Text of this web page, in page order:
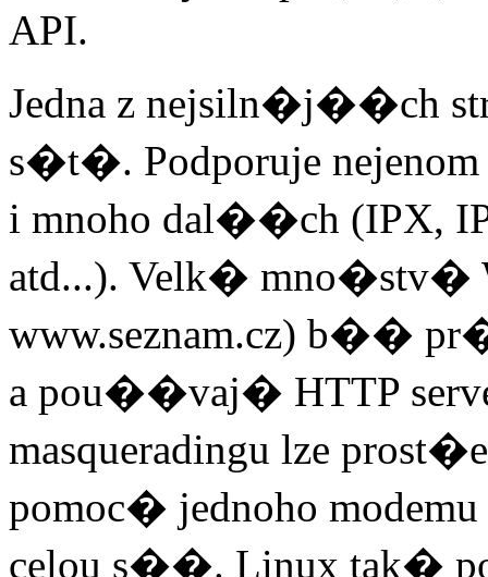
API.
Jedna z nejsiln�j��ch
s�t�. Podporuje
i mnoho dal��ch (IPX,
atd...). Velk�
www.seznam.cz) b��
a pou��vaj� HTTP
masqueradingu lze
pomoc� jednoho
celou s��. Linux tak�